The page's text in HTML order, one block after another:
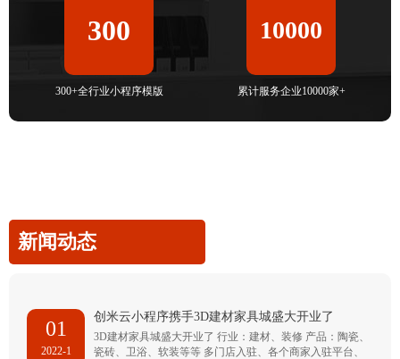
300
300+全行业小程序模版
10000
累计服务企业10000家+
新闻动态
01
2022-1
创米云小程序携手3D建材家具城盛大开业了
3D建材家具城盛大开业了 行业：建材、装修 产品：陶瓷、
瓷砖、卫浴、软装等等 多门店入驻、各个商家入驻平台、